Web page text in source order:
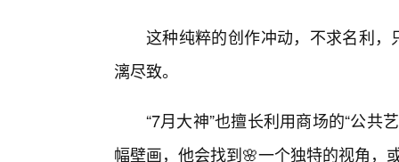
这种纯粹的创作冲动，不求名利，
漓尽致。
“7月大神”也擅长利用商场的“公共
幅壁画，他会找到🌸一个独特的视角，